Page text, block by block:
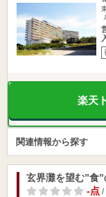
楽天
関連情報から探す
玄界灘を望む”食
-点/